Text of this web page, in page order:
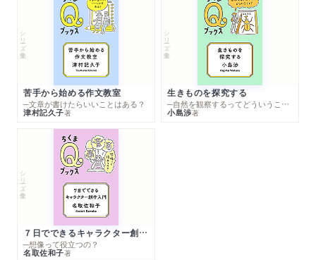
シリーズ・全集
苦手から始める作文教室
─文章が書けたらいいことはある？
津村記久子著
シリーズ・全集
生きものを探究する
─自然を観察するってどういうこと？
小島渉著
シリーズ・全集
７日でできるキャラクター創作入門
─想像って役立つの？
名取佐和子著